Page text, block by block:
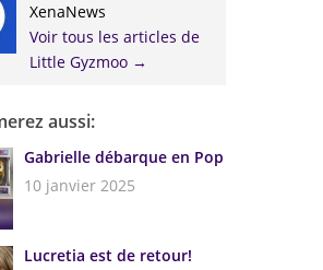
XenaNews
Voir tous les articles de
Little Gyzmoo →
aussi:
Gabrielle débarque en Pop
10 janvier 2025
Lucretia est de retour!